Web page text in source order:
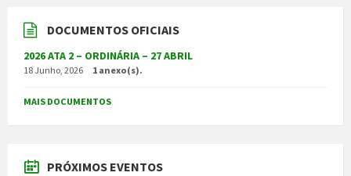
DOCUMENTOS OFICIAIS
2026 ATA 2 – ORDINÁRIA – 27 ABRIL
18 Junho, 2026 1 anexo(s).
MAIS DOCUMENTOS
PRÓXIMOS EVENTOS